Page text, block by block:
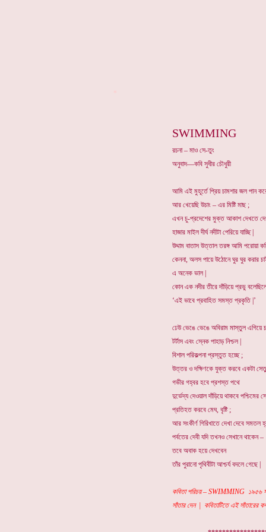
SWIMMING
রচনা – মাও সে-তুং
অনুবাদ—কবি সুধীর চৌধুরী
আমি এই মুহূর্তে প্রিয় চামশার জল পান
আর খেয়েছি উচাং – এর মিষ্টি মাছ ;
এখন চু-প্রদেশের মুক্ত আকাশ দেখতে
হাজার মাইল দীর্ঘ নদীটা পেরিয়ে যাচ্ছি |
উদ্দাম বাতাস উত্তাল তরঙ্গ আমি পরোয়া
কেননা, অলস পায়ে উঠোনে ঘুর ঘুর করার
এ অনেক ভাল |
কোন এক নদীর তীরে দাঁড়িয়ে প্রভু
‘এই ভাবে প্রবাহিত সমস্ত প্রকৃতি |’
ঢেউ ভেঙে ভেঙে অবিরাম মাস্তুল এগিয়ে
টর্টাস এবং স্নেক পাহাড় নিশ্চল |
বিশাল পরিকল্পনা প্রস্তুত হচ্ছে ;
উত্তর ও দক্ষিণকে যুক্ত করবে একটা সেতু
গভীর গহ্বর হবে প্রশস্ত পথে
দুর্ভেদ্য দেওয়াল দাঁড়িয়ে থাকবে পশ্চিমের
প্রতিহত করবে মেঘ, বৃষ্টি ;
আর সংকীর্ণ গিরিখাতে দেখা দেবে সমতল
পর্বতের দেবী যদি তখনও সেখানে থাকেন –
তবে অবাক হয়ে দেখবেন
তাঁর পুরানো পৃথিবীটা আশ্চর্য বদলে গেছে |
কবিতা পরিচয় – SWIMMING ১৯৫৬
সাঁতার দেন | কবিতাটিতে এই সাঁতারের